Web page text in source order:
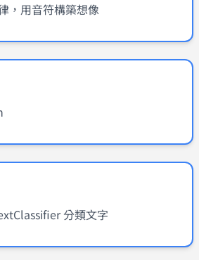
，用音符構築想像
分類文字